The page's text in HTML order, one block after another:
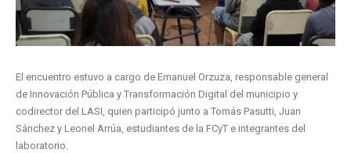
El encuentro estuvo a cargo de Emanuel Orzuza, responsable general
de Innovación Pública y Transformación Digital del municipio y
codirector del LASI, quien participó junto a Tomás Pasutti, Juan
Sánchez y Leonel Arrúa, estudiantes de la FCyT e integrantes del
laboratorio.